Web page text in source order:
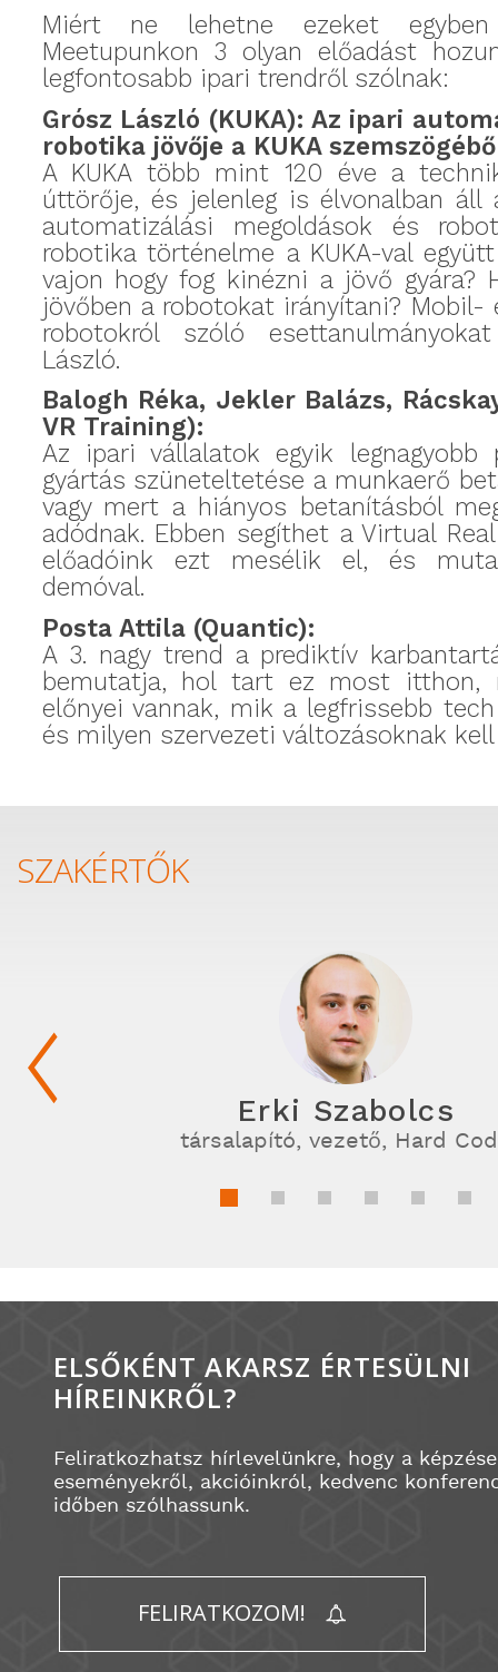
Miért ne lehetne ezeket egyben
Meetupunkon 3 olyan előadást
legfontosabb ipari trendről szólnak:
Grósz László (KUKA): Az ipari
robotika jövője a KUKA
A KUKA több mint 120 éve a
úttörője, és jelenleg is élvonalban áll
automatizálási megoldások és
robotika történelme a KUKA-val
vajon hogy fog kinézni a jövő gyára?
jövőben a robotokat irányítani? Mobil-
robotokról szóló
László.
Balogh Réka, Jekler Balázs,
VR Training):
Az ipari vállalatok egyik legnagyobb
gyártás szüneteltetése a munkaerő
vagy mert a hiányos betanításból
adódnak. Ebben segíthet a Virtual
előadóink ezt mesélik el, és
demóval.
Posta Attila (Quantic):
A 3. nagy trend a prediktív
bemutatja, hol tart ez most itthon,
előnyei vannak, mik a legfrissebb
és milyen szervezeti változásoknak
SZAKÉRTŐK
Erki Szabolcs
társalapító, vezető, Hard
ELSŐKÉNT AKARSZ ÉRTESÜLNI
HÍREINKRŐL?
Feliratkozhatsz hírlevelünkre, hogy a
eseményekről, akcióinkról, kedvenc
időben szólhassunk.
FELIRATKOZOM!